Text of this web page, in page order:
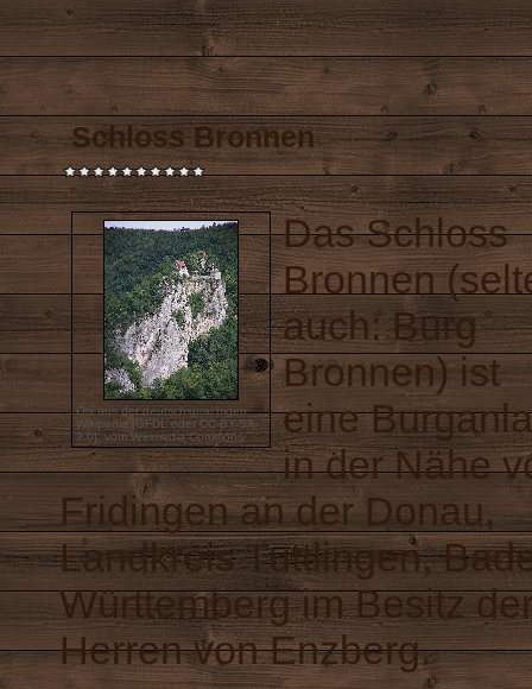
Schloss Bronnen
Osiaus derdeutschsprachigen
Wikipedia [GFDLoder CC-BY-SA-
3.0],vom Wikimedia Commons
Das Schloss
Bronnen
auch: Burg
Bronnen) ist
eine
in der Nähe
Fridingen an der Donau,
Landkreis Tuttlingen,
Württemberg im Besitz
Herren von Enzberg.